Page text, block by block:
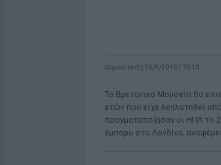
Δημοσίευση 10/8/2018 | 18:18
Το Βρετανικό Μουσείο θα
ετών που είχε λεηλατηθεί
πραγματοποίησαν οι ΗΠΑ το
έμπορο στο Λονδίνο,